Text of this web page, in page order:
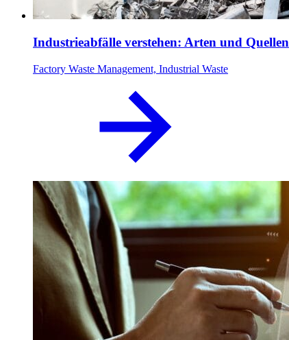
Industrieabfälle verstehen: Arten und Quellen
Factory Waste Management, Industrial Waste